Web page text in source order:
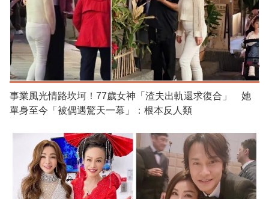
事業風光情路坎坷！77歲女神「渣夫出軌還求復合」 她
單身至今「被偶遇驚天一幕」：根本反人類